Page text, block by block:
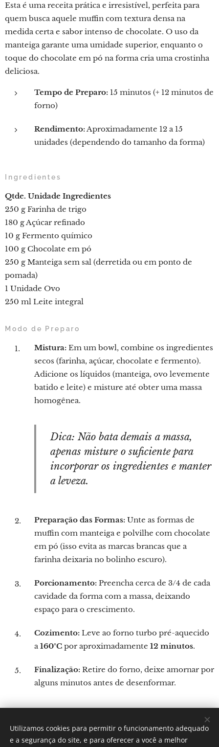
Esta é uma receita prática e irresistível, perfeita para
quem busca aquele muffin com textura densa na
medida certa e sabor intenso de chocolate. O uso da
manteiga garante uma umidade superior, enquanto o
toque do chocolate em pó na forma cria uma crostinha
deliciosa.
Tempo de Preparo: 15 minutos (+ 12 minutos de
forno)
Rendimento:Aproximadamente 12 a 15
unidades (dependendo do tamanho da forma)
Ingredientes
Qtde. Unidade Ingredientes
250 g Farinha de trigo
180 g Açúcar refinado
10 g Fermento químico
100 g Chocolate em pó
250 g Manteiga sem sal (derretida ou em ponto de
pomada)
1 Unidade Ovo
250 ml Leite integral
Modo de Preparo
Mistura: Em um bowl, combine os ingredientes
secos (farinha, açúcar, chocolate e fermento).
Adicione os líquidos (manteiga, ovo levemente
batido e leite) e misture até obter uma massa
homogênea.
Dica: Não bata demais a massa,
apenas misture o suficiente para
incorporar os ingredientes e manter
a leveza.
Preparação das Formas: Unte as formas de
muffin com manteiga e polvilhe com chocolate
em pó (isso evita as marcas brancas que a
farinha deixaria no bolinho escuro).
Porcionamento: Preencha cerca de 3/4 de cada
cavidade da forma com a massa, deixando
espaço para o crescimento.
Cozimento: Leve ao forno turbo pré-aquecido
a160°C por aproximadamente 12 minutos.
Finalização: Retire do forno, deixe amornar por
alguns minutos antes de desenformar.
Por: Verônica Silveira Nicoletti
Utilizamos cookies para permitir o funcionamento adequado
e a segurança do site, e para oferecer a você a melhor